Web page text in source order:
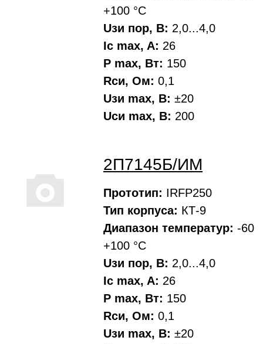
+100 °С
Uзи пор, В: 2,0...4,0
Ic max, A: 26
P max, Вт: 150
Rси, Oм: 0,1
Uзи max, В: ±20
Uси max, В: 200
2П7145Б/ИМ
Прототип: IRFP250
Тип корпуса: КТ-9
Диапазон температур: -60
+100 °С
Uзи пор, В: 2,0...4,0
Ic max, A: 26
P max, Вт: 150
Rси, Oм: 0,1
Uзи max, В: ±20